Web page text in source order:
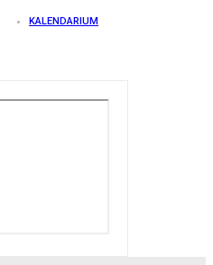
KALENDARIUM